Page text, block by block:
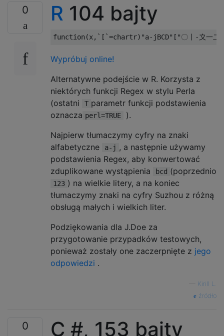
0 R 104 bajty
function (x, `[`=chartr) "a-jBCD" [ "〇〡-〩一二
Wypróbuj online!
Alternatywne podejście w R. Korzysta z
niektórych funkcji Regex w stylu Perla
(ostatni
T parametr funkcji podstawienia
oznacza perl=TRUE
).
Najpierw tłumaczymy cyfry na znaki
alfabetyczne
a-j , a następnie używamy
podstawienia Regex, aby konwertować
zduplikowane wystąpienia
bcd (poprzednio
123 ) na wielkie litery, a na koniec
tłumaczymy znaki na cyfry Suzhou z różną
obsługą małych i wielkich liter.
Podziękowania dla J.Doe za
przygotowanie przypadków testowych,
ponieważ zostały one zaczerpnięte z jego
odpowiedzi .
Kirill L.
źródło
0 C #, 153 bajty